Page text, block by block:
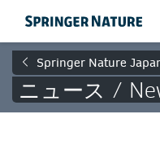
Springer Nature
ニュース /